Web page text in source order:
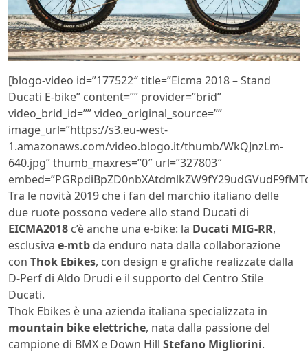
[blogo-video id=”177522″ title=”Eicma 2018 – Stand
Ducati E-bike” content=”” provider=”brid”
video_brid_id=”” video_original_source=””
image_url=”https://s3.eu-west-
1.amazonaws.com/video.blogo.it/thumb/WkQJnzLm-
640.jpg” thumb_maxres=”0″ url=”327803″
Tra le novità 2019 che i fan del marchio italiano delle
due ruote possono vedere allo stand Ducati di
EICMA2018 c’è anche una e-bike: la Ducati MIG-RR,
esclusiva e-mtb da enduro nata dalla collaborazione
con Thok Ebikes, con design e grafiche realizzate dalla
D-Perf di Aldo Drudi e il supporto del Centro Stile
Ducati.
Thok Ebikes è una azienda italiana specializzata in
mountain bike elettriche, nata dalla passione del
campione di BMX e Down Hill Stefano Migliorini.